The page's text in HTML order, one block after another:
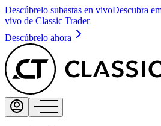
Descúbrelo subastas en vivoDescubra
vivo de Classic Trader
Descúbrelo ahora